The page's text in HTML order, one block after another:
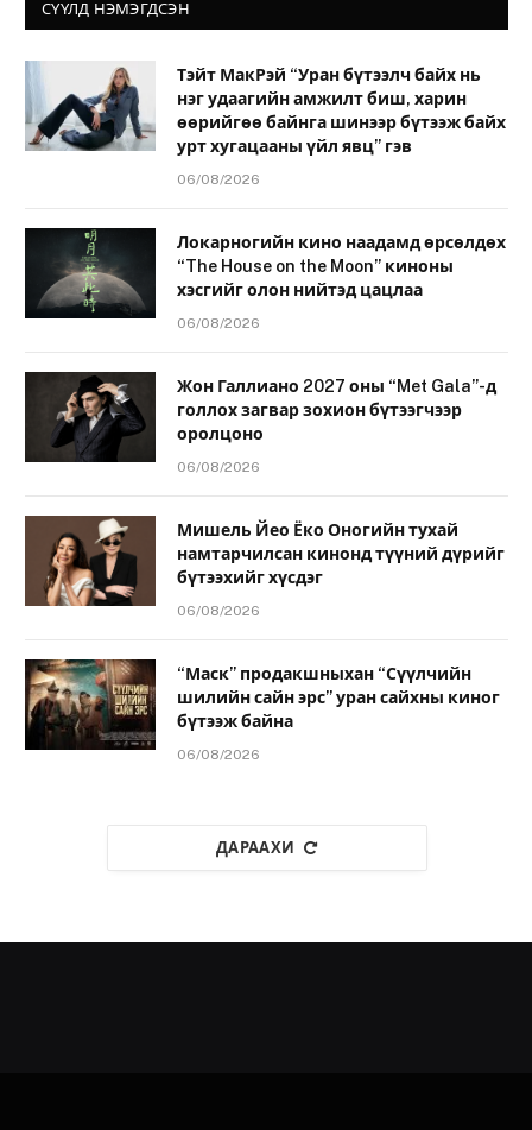
СҮҮЛД НЭМЭГДСЭН
Тэйт МакРэй “Уран бүтээлч байх нь
нэг удаагийн амжилт биш, харин
өөрийгөө байнга шинээр бүтээж байх
урт хугацааны үйл явц” гэв
06/08/2026
Локарногийн кино наадамд өрсөлдөх
“The House on the Moon” киноны
хэсгийг олон нийтэд цацлаа
06/08/2026
Жон Галлиано 2027 оны “Met Gala”-д
голлох загвар зохион бүтээгчээр
оролцоно
06/08/2026
Мишель Йео Ёко Оногийн тухай
намтарчилсан кинонд түүний дүрийг
бүтээхийг хүсдэг
06/08/2026
“Маск” продакшныхан “Сүүлчийн
шилийн сайн эрс” уран сайхны киног
бүтээж байна
06/08/2026
ДАРААХИ